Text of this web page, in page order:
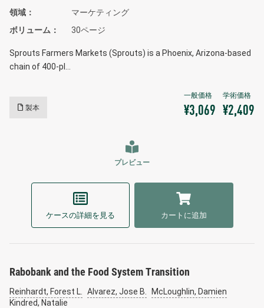
領域
マーケティング
ボリューム
30ページ
Sprouts Farmers Markets (Sprouts) is a Phoenix, Arizona-based
chain of 400-pl…
製本 ¥3,069 ¥2,409
プレビュー
ケースの詳細を見る カートに追加
Rabobank and the Food System Transition
Reinhardt, Forest L. Alvarez, Jose B.
McLoughlin, Damien
Kindred, Natalie